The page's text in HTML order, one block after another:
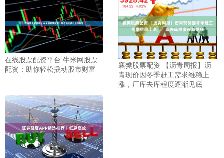
在线股票配资平台 牛米网股票
配资：助你轻松撬动股市财富
襄樊股票配资 【沥青周报】沥
青现价因冬季赶工需求维稳上
涨，厂库去库程度逐渐见底